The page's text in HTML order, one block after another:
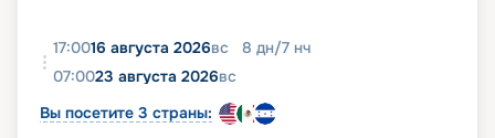
17:0016 августа 2026вс 8 дн/7 нч
07:0023 августа 2026вс
Вы посетите 3 страны: